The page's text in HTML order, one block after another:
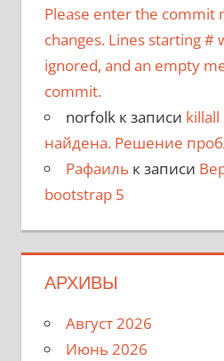
Please enter the commit
changes. Lines starting #
ignored, and an empty
commit.
norfolkк записи
найдена. Решение
Рафаиль к записи
bootstrap 5
АРХИВЫ
Август 2026
Июнь 2026